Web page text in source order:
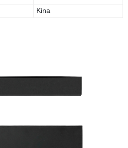
Kina